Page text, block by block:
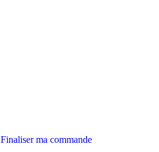
Finaliser ma commande